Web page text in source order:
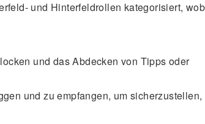
und Hinterfeldrollen kategorisiert,
und das Abdecken von Tipps oder
und zu empfangen, um sicherzustellen,